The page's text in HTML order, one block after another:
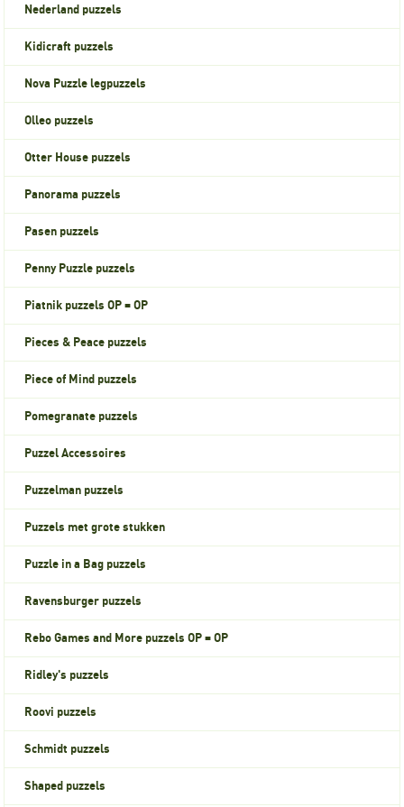
Nederland puzzels
Kidicraft puzzels
Nova Puzzle legpuzzels
Olleo puzzels
Otter House puzzels
Panorama puzzels
Pasen puzzels
Penny Puzzle puzzels
Piatnik puzzels OP = OP
Pieces & Peace puzzels
Piece of Mind puzzels
Pomegranate puzzels
Puzzel Accessoires
Puzzelman puzzels
Puzzels met grote stukken
Puzzle in a Bag puzzels
Ravensburger puzzels
Rebo Games and More puzzels OP = OP
Ridley's puzzels
Roovi puzzels
Schmidt puzzels
Shaped puzzels